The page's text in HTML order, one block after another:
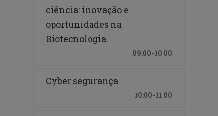
ciência: inovação e
oportunidades na
Biotecnologia.
09:00-10:00
Cyber segurança
10:00-11:00